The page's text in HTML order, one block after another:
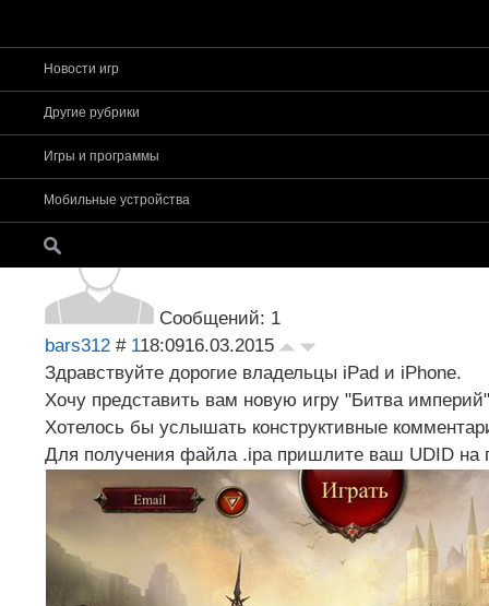
Новости игр
Другие рубрики
Игры и программы
Мобильные устройства
Страница
Форум app-s » Основное » Игры для iPhone,
(практически готова)
Битва империй
Сообщений: 1
bars312 # 118:0916.03.2015
Здравствуйте дорогие владельцы iPad и iPhone.
Хочу представить вам новую игру "Битва
Хотелось бы услышать конструктивные
Для получения файла .ipa пришлите ваш UDID на